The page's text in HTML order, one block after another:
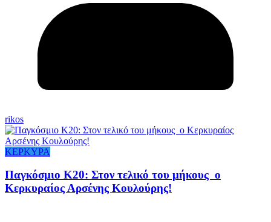
rikos
ΚΕΡΚΥΡΑ
Παγκόσμιο Κ20: Στον τελικό του μήκους ο
Κερκυραίος Αρσένης Κουλούρης!